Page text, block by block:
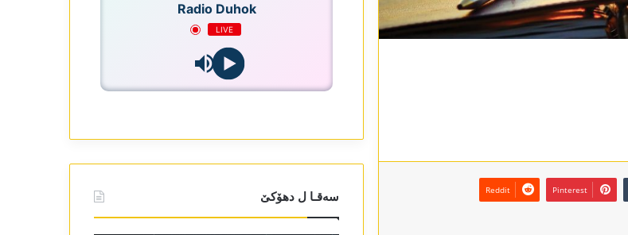
Pinterest
Reddit
Radio Duhok
LIVE
سەقـا ل دھۆکێ